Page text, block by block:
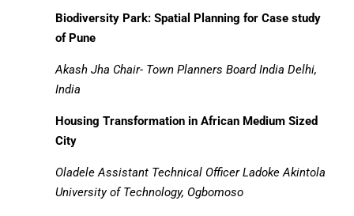
Biodiversity Park: Spatial Planning for Case study
of Pune
Akash Jha Chair- Town Planners Board India Delhi,
India
Housing Transformation in African Medium Sized
City
OladeleAssistant Technical Officer Ladoke Akintola
University of Technology, Ogbomoso